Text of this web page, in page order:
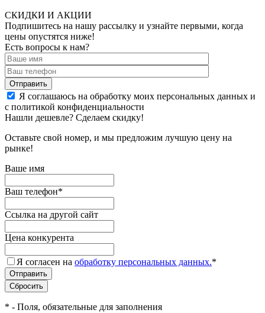
СКИДКИ И АКЦИИ
Подпишитесь на нашу рассылку и узнайте первыми, когда
цены опустятся ниже!
Есть вопросы к нам?
Отправить
Я соглашаюсь на обработку моих персональных данных и
с политикой конфиденциальности
Нашли дешевле? Сделаем скидку!
Оставьте свой номер, и мы предложим лучшую цену на
рынке!
Ваше имя
Ваш телефон*
Ссылка на другой сайт
Цена конкурента
Я согласен на обработку персональных данных.*
* - Поля, обязательные для заполнения